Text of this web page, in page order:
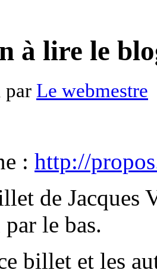
à lire le
par Le webmestre
: http://
de Jacques
le bas.
billet et les